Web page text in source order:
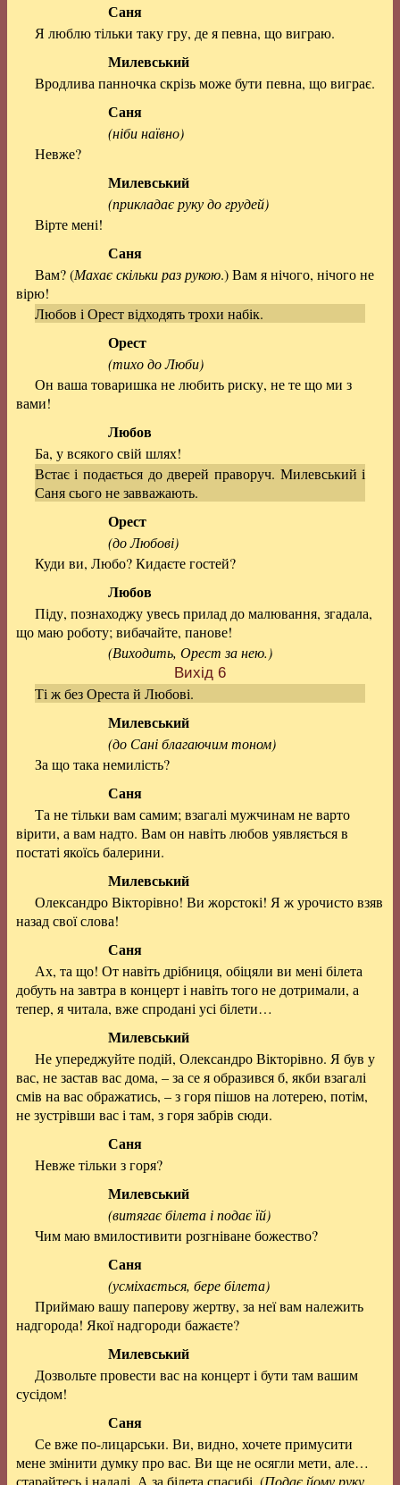
Саня
Я люблю тільки таку гру, де я певна, що виграю.
Милевський
Вродлива панночка скрізь може бути певна, що виграє.
Саня
(ніби наївно)
Невже?
Милевський
(прикладає руку до грудей)
Вірте мені!
Саня
Вам? (Махає скільки раз рукою.) Вам я нічого, нічого не
вірю!
Любов і Орест відходять трохи набік.
Орест
(тихо до Люби)
Он ваша товаришка не любить риску, не те що ми з
вами!
Любов
Ба, у всякого свій шлях!
Встає і подається до дверей праворуч. Милевський і
Саня сього не завважають.
Орест
(до Любові)
Куди ви, Любо? Кидаєте гостей?
Любов
Піду, познаходжу увесь прилад до малювання, згадала,
що маю роботу; вибачайте, панове!
(Виходить, Орест за нею.)
Вихід 6
Ті ж без Ореста й Любові.
Милевський
(до Сані благаючим тоном)
За що така немилість?
Саня
Та не тільки вам самим; взагалі мужчинам не варто
вірити, а вам надто. Вам он навіть любов уявляється в
постаті якоїсь балерини.
Милевський
Олександро Вікторівно! Ви жорстокі! Я ж урочисто взяв
назад свої слова!
Саня
Ах, та що! От навіть дрібниця, обіцяли ви мені білета
добуть на завтра в концерт і навіть того не дотримали, а
тепер, я читала, вже спродані усі білети…
Милевський
Не упереджуйте подій, Олександро Вікторівно. Я був у
вас, не застав вас дома, – за се я образився б, якби взагалі
смів на вас ображатись, – з горя пішов на лотерею, потім,
не зустрівши вас і там, з горя забрів сюди.
Саня
Невже тільки з горя?
Милевський
(витягає білета і подає їй)
Чим маю вмилостивити розгніване божество?
Саня
(усміхається, бере білета)
Приймаю вашу паперову жертву, за неї вам належить
надгорода! Якої надгороди бажаєте?
Милевський
Дозвольте провести вас на концерт і бути там вашим
сусідом!
Саня
Се вже по-лицарськи. Ви, видно, хочете примусити
мене змінити думку про вас. Ви ще не осягли мети, але…
старайтесь і надалі. А за білета спасибі. (Подає йому руку,